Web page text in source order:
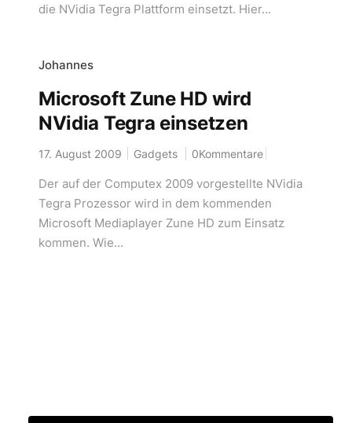
die NVidia Tegra Plattform einsetzt. Hier...
Johannes
Microsoft Zune HD wird
NVidia Tegra einsetzen
17. August 2009 Gadgets 0Kommentare
Der auf der Computex 2009 vorgestellte NVidia
Tegra Prozessor wird in dem kommenden
Microsoft Mediaplayer Zune HD zum Einsatz
kommen. Wie...